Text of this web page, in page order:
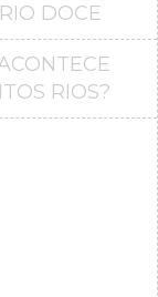
DOCE
RIOS?